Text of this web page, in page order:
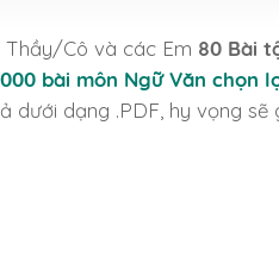
Thầy/Cô và các Em 80 Bài
bài môn Ngữ Văn chọn
dưới dạng .PDF, hy vọng